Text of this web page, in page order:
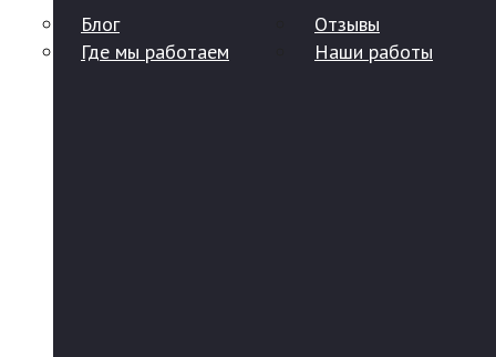
Блог
Где мы работаем
Отзывы
Наши работы